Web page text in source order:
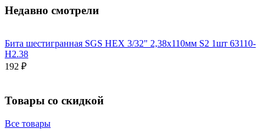
Недавно смотрели
Бита шестигранная SGS HEX 3/32" 2,38х110мм S2 1шт 63110-
H2.38
192 ₽
Товары со скидкой
Все товары